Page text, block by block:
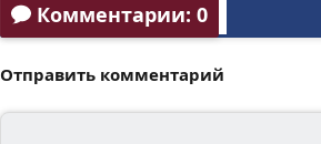
Комментарии: 0
Отправить комментарий